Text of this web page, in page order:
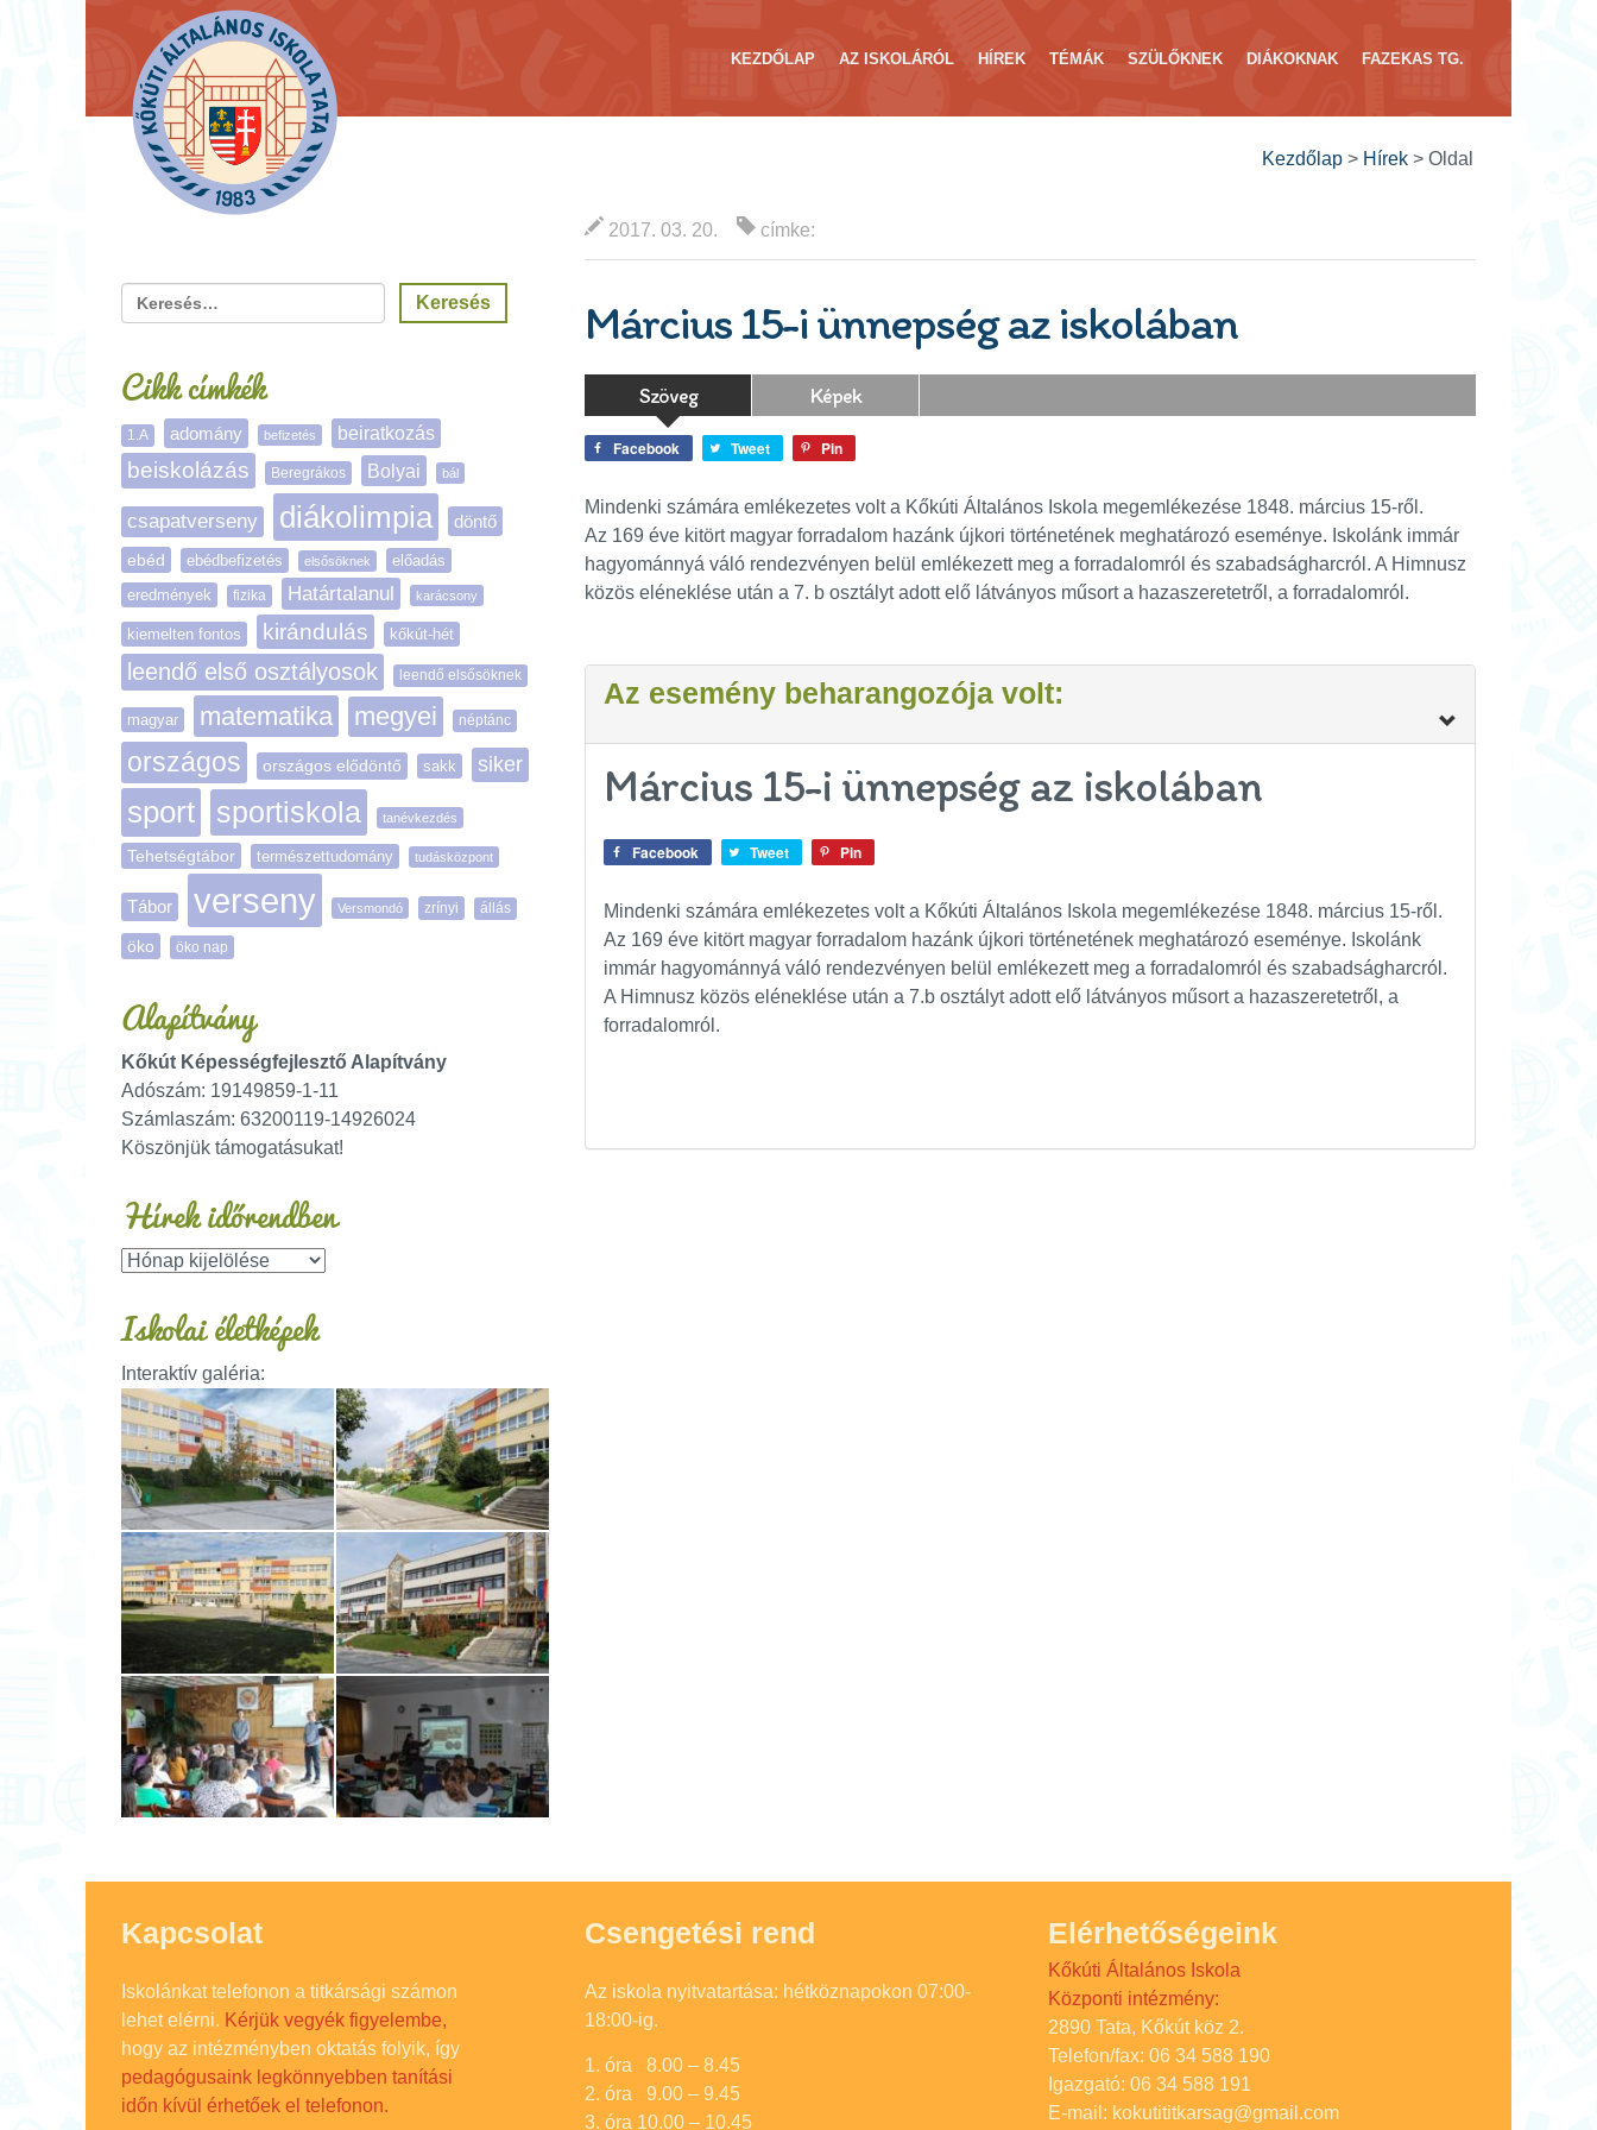
KEZDŐLAP AZ ISKOLÁRÓL HÍREK TÉMÁK SZÜLŐKNEK DIÁKOKNAK FAZEKAS TG.
Kezdőlap > Hírek > Oldal
2017. 03. 20. címke:
Március 15-i ünnepség az iskolában
Szöveg
Facebook Tweet Pin
Mindenki számára emlékezetes volt a Kőkúti Általános Iskola megemlékezése 1848. március 15-ről.
Az 169 éve kitört magyar forradalom hazánk újkori történetének meghatározó eseménye. Iskolánk immár
hagyománnyá váló rendezvényen belül emlékezett meg a forradalomról és szabadságharcról. A Himnusz
közös eléneklése után a 7. b osztályt adott elő látványos műsort a hazaszeretetről, a forradalomról.
Képek
Az esemény beharangozója volt:
Március 15-i ünnepség az iskolában
Facebook Tweet Pin
Mindenki számára emlékezetes volt a Kőkúti Általános Iskola megemlékezése 1848. március 15-ről.
Az 169 éve kitört magyar forradalom hazánk újkori történetének meghatározó eseménye. Iskolánk
immár hagyománnyá váló rendezvényen belül emlékezett meg a forradalomról és szabadságharcról.
A Himnusz közös eléneklése után a 7.b osztályt adott elő látványos műsort a hazaszeretetről, a
forradalomról.
Cikk címkék
1.A adomány befizetés beiratkozás
beiskolázás Beregrákos Bolyai bál
csapatverseny diákolimpia döntő
ebéd ebédbefizetés elsősöknek
előadás
eredmények
fizika Határtalanul karácsony
kiemelten fontos kirándulás kőkút-hét
leendő első osztályosok leendő elsősöknek
magyar matematika megyei néptánc
országos országos elődöntő sakk siker
sport sportiskola tanévkezdés
Tehetségtábor természettudomány tudásközpont
Tábor verseny Versmondó zrínyi állás
öko öko nap
Alapítvány
Kőkút Képességfejlesztő Alapítvány
Adószám: 19149859-1-11
Számlaszám: 63200119-14926024
Köszönjük támogatásukat!
Hírek időrendben
Iskolai életképek
Interaktív galéria:
Kapcsolat
Iskolánkat telefonon a titkársági számon
lehet elérni. Kérjük vegyék figyelembe,
hogy az intézményben oktatás folyik, így
pedagógusaink legkönnyebben tanítási
időn kívül érhetőek el telefonon.
Csengetési rend
Az iskola nyitvatartása: hétköznapokon 07:00-
18:00-ig.
1. óra 8.00 – 8.45
2. óra 9.00 – 9.45
3. óra 10.00 – 10.45
Elérhetőségeink
Kőkúti Általános Iskola
Központi intézmény:
2890 Tata, Kőkút köz 2.
Telefon/fax: 06 34 588 190
Igazgató: 06 34 588 191
E-mail: kokutititkarsag@gmail.com